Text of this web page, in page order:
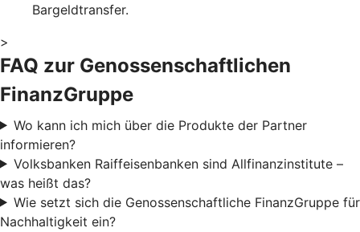
Bargeldtransfer.
>
FAQ zur Genossenschaftlichen
FinanzGruppe
Wo kann ich mich über die Produkte der Partner
informieren?
Volksbanken Raiffeisenbanken sind Allfinanzinstitute –
was heißt das?
Wie setzt sich die Genossenschaftliche FinanzGruppe für
Nachhaltigkeit ein?